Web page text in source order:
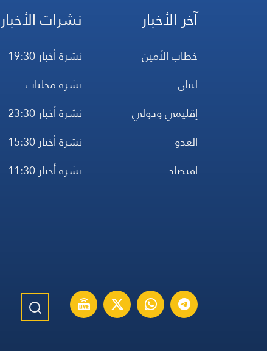
آخر الأخبار
خطاب الأمين
لبنان
إقليمي ودولي
العدو
اقتصاد
نشرات الأخبار
نشرة أخبار 19:30
نشرة محليات
نشرة أخبار 23:30
نشرة أخبار 15:30
نشرة أخبار 11:30